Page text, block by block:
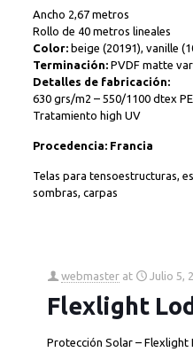
Ancho 2,67 metros
Rollo de 40 metros lineales
Color:beige (20191), vanille
Terminación:PVDF matte
Detalles de fabricación:
630 grs/m2 – 550/1100 dtex
Tratamiento high UV
Procedencia: Francia
Telas para tensoestructuras,
sombras, carpas
webmaster at Julio 5,
Flexlight
Protección Solar – Flexlight